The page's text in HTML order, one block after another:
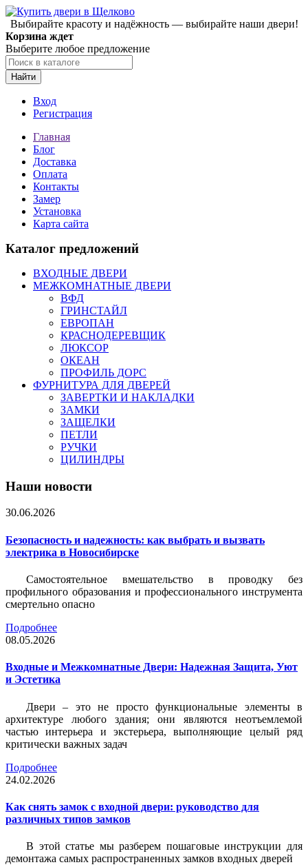
Выбирайте красоту и надёжность — выбирайте наши двери!
Корзина ждет
Выберите любое предложение
Найти
Вход
Регистрация
Главная
Блог
Доставка
Оплата
Контакты
Замер
Установка
Карта сайта
Каталог предложений
ВХОДНЫЕ ДВЕРИ
МЕЖКОМНАТНЫЕ ДВЕРИ
ВФД
ГРИНСТАЙЛ
ЕВРОПАН
КРАСНОДЕРЕВЩИК
ЛЮКСОР
ОКЕАН
ПРОФИЛЬ ДОРС
ФУРНИТУРА ДЛЯ ДВЕРЕЙ
ЗАВЕРТКИ И НАКЛАДКИ
ЗАМКИ
ЗАЩЕЛКИ
ПЕТЛИ
РУЧКИ
ЦИЛИНДРЫ
Наши новости
30.06.2026
Безопасность и надежность: как выбрать и вызвать
электрика в Новосибирске
Самостоятельное вмешательство в проводку без
профильного образования и профессионального инструмента
смертельно опасно
Подробнее
08.05.2026
Входные и Межкомнатные Двери: Надежная Защита, Уют
и Эстетика
Двери – это не просто функциональные элементы в
архитектуре любого здания; они являются неотъемлемой
частью интерьера и экстерьера, выполняющие целый ряд
критически важных задач
Подробнее
24.02.2026
Как снять замок с входной двери: руководство для
различных типов замков
В этой статье мы разберем пошаговые инструкции для
демонтажа самых распространенных замков входных дверей